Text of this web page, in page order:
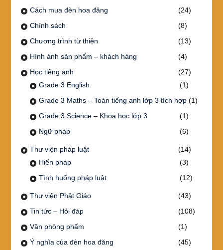
Cách mua đèn hoa đăng
(24)
Chính sách
(8)
Chương trình từ thiện
(13)
Hình ảnh sản phẩm – khách hàng
(4)
Học tiếng anh
(27)
Grade 3 English
(1)
Grade 3 Maths – Toán tiếng anh lớp 3 tích hợp(1)
Grade 3 Science – Khoa học lớp 3
(1)
Ngữ pháp
(6)
Thư viện pháp luật
(14)
Hiến pháp
(3)
Tình huống pháp luật
(12)
Thư viện Phật Giáo
(43)
Tin tức – Hỏi đáp
(108)
Văn phòng phẩm
(1)
Ý nghĩa của đèn hoa đăng
(45)